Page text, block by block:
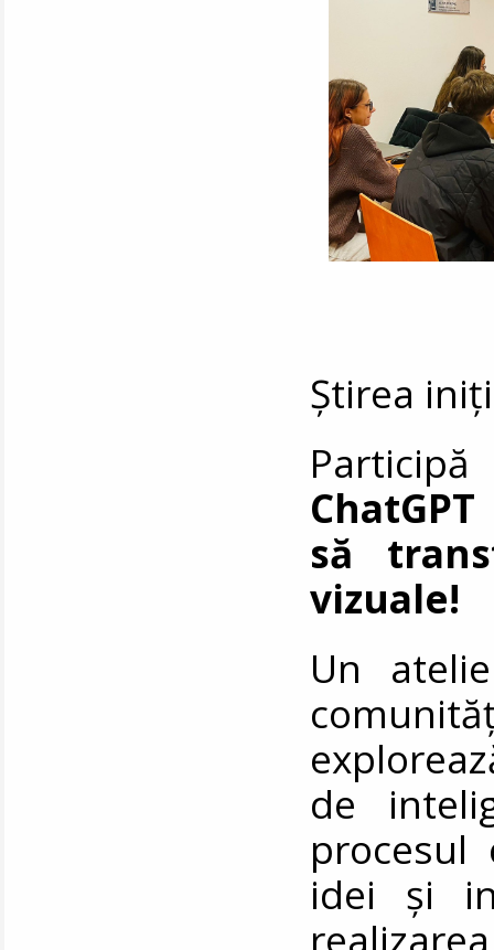
Știrea
să
vizuale!
Un
de
procesul
idei și